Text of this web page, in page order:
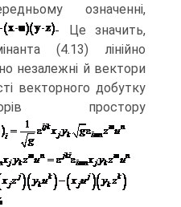
означенні,
Це значить,
(4.13) лінійно
незалежні й вектори
векторного добутку
простору